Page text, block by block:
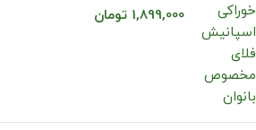
1,899,000 تومان